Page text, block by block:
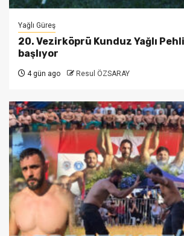
Yağlı Güreş
20. Vezirköprü Kunduz Yağlı
başlıyor
4 gün ago Resul ÖZSARAY